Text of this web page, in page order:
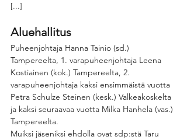
[...]
Aluehallitus
Puheenjohtaja Hanna Tainio (sd.)
Tampereelta, 1. varapuheenjohtaja Leena
Kostiainen (kok.) Tampereelta, 2.
varapuheenjohtaja kaksi ensimmäistä vuotta
Petra Schulze Steinen (kesk.) Valkeakoskelta
ja kaksi seuraavaa vuotta Milka Hanhela (vas.)
Tampereelta.
Muiksi jäseniksi ehdolla ovat sdp:stä Taru